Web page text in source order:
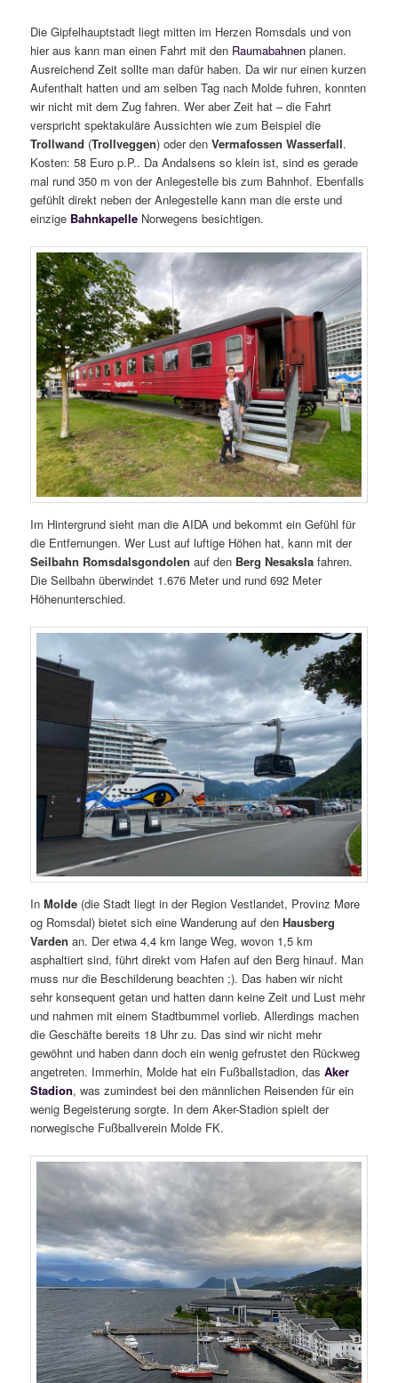
Die Gipfelhauptstadt liegt mitten im Herzen Romsdals und von
hier aus kann man einen Fahrt mit den Raumabahnenplanen.
Ausreichend Zeit sollte man dafür haben. Da wir nur einen kurzen
Aufenthalt hatten und am selben Tag nach Molde fuhren, konnten
wir nicht mit dem Zug fahren. Wer aber Zeit hat – die Fahrt
verspricht spektakuläre Aussichten wie zum Beispiel die
Trollwand (Trollveggen) oder denVermafossen Wasserfall.
Kosten: 58 Euro p.P.. Da Andalsens so klein ist, sind es gerade
mal rund 350 m von der Anlegestelle bis zum Bahnhof. Ebenfalls
gefühlt direkt neben der Anlegestelle kann man die erste und
einzige Bahnkapelle Norwegens besichtigen.
Im Hintergrund sieht man die AIDA und bekommt ein Gefühl für
die Entfernungen. Wer Lust auf luftige Höhen hat, kann mit der
Seilbahn Romsdalsgondolen auf den Berg Nesaksla fahren.
Die Seilbahn überwindet 1.676 Meter und rund 692 Meter
Höhenunterschied.
InMolde (die Stadt liegt in der Region Vestlandet, Provinz Møre
og Romsdal) bietet sich eine Wanderung auf den Hausberg
Varden an. Der etwa 4,4 km lange Weg, wovon 1,5 km
asphaltiert sind, führt direkt vom Hafen auf den Berg hinauf. Man
muss nur die Beschilderung beachten ;). Das haben wir nicht
sehr konsequent getan und hatten dann keine Zeit und Lust mehr
und nahmen mit einem Stadtbummel vorlieb. Allerdings machen
die Geschäfte bereits 18 Uhr zu. Das sind wir nicht mehr
gewöhnt und haben dann doch ein wenig gefrustet den Rückweg
angetreten. Immerhin, Molde hat ein Fußballstadion, das Aker
Stadion, was zumindest bei den männlichen Reisenden für ein
wenig Begeisterung sorgte. In dem Aker-Stadion spielt der
norwegische Fußballverein Molde FK.